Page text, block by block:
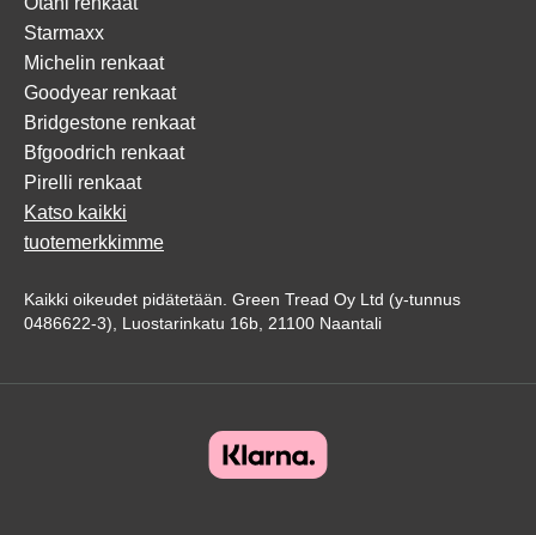
Starmaxx
Michelin renkaat
Goodyear renkaat
Bridgestone renkaat
Bfgoodrich renkaat
Pirelli renkaat
Katso kaikki
tuotemerkkimme
Kaikki oikeudet pidätetään. Green Tread Oy Ltd (y-tunnus
0486622-3), Luostarinkatu 16b, 21100 Naantali